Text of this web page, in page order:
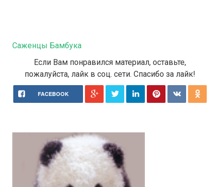
Саженцы Бамбука
Если Вам понравился материал, оставьте,
пожалуйста, лайк в соц. сети. Спасибо за лайк!
FACEBOOK